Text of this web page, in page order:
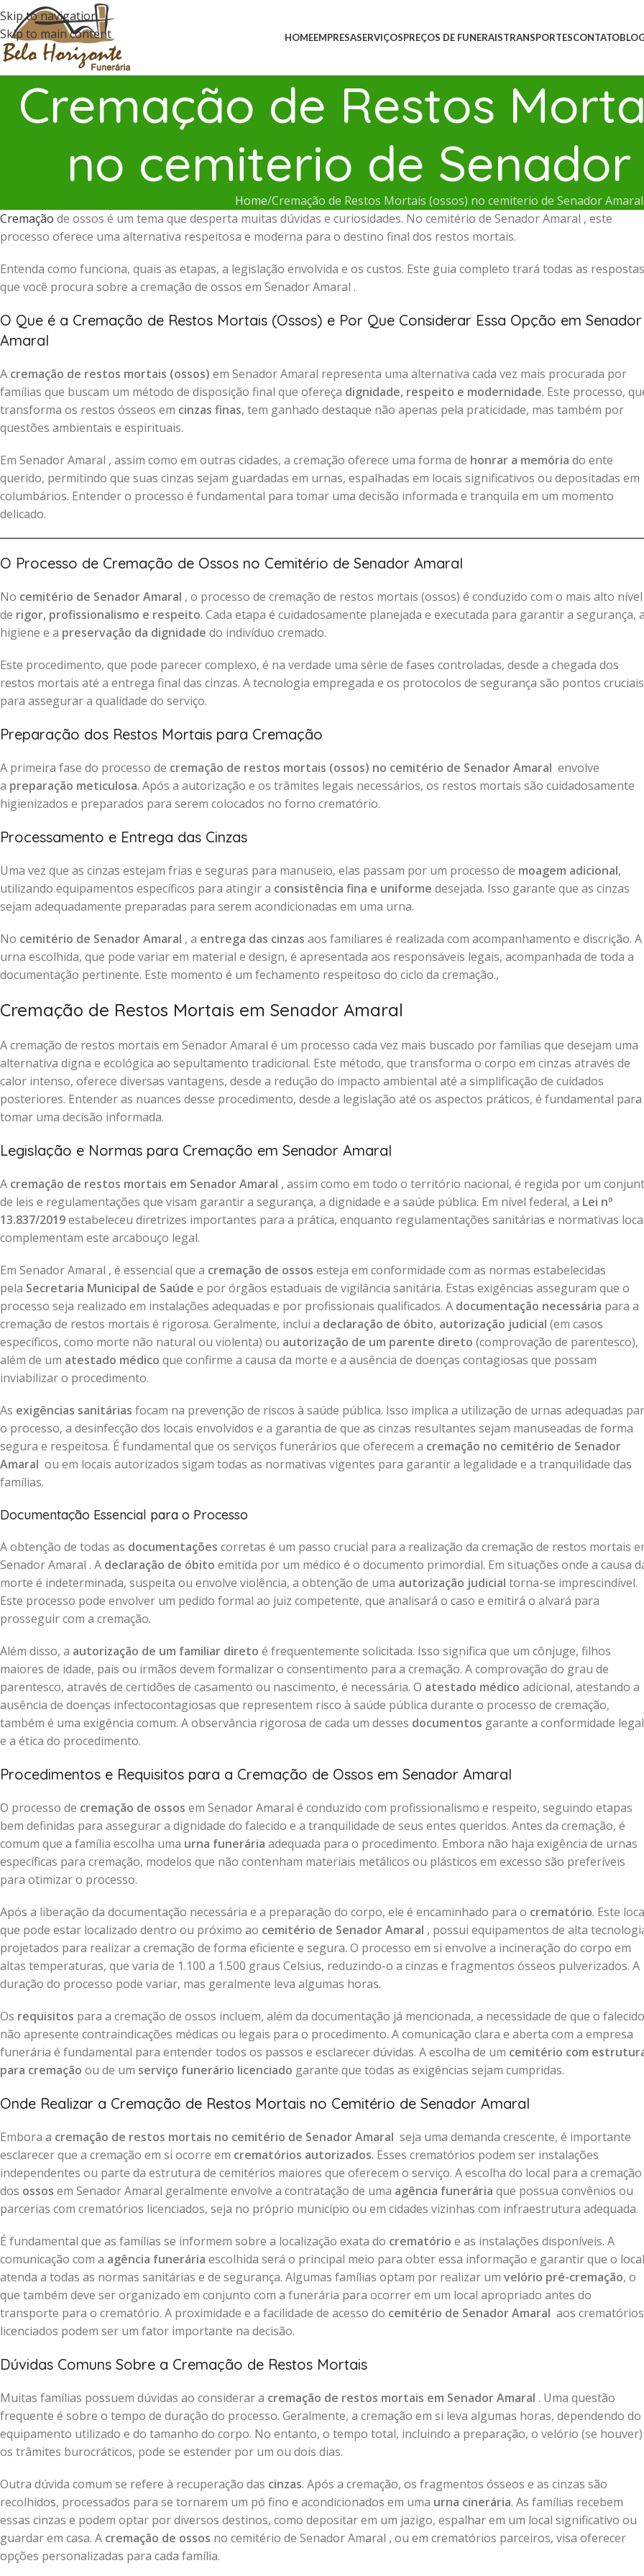
Skip to navigation
Skip to main content
HOMEEMPRESASERVIÇOSPREÇOS DE FUNERAISTRANSPORTESCONTATO
Cremação de Restos
no cemiterio de
Home Cremação de Restos Mortais (ossos) no cemiterio de Senador Amaral
Cremação de ossos é um tema que desperta muitas dúvidas e curiosidades. No cemitério de Senador Amaral , este
processo oferece uma alternativa respeitosa e moderna para o destino final dos restos mortais.
Entenda como funciona, quais as etapas, a legislação envolvida e os custos. Este guia completo trará todas as respostas
que você procura sobre a cremação de ossos em Senador Amaral .
O Que é a Cremação de Restos Mortais (Ossos) e Por Que Considerar Essa Opção em Senador
Amaral
A cremação de restos mortais (ossos) em Senador Amaral representa uma alternativa cada vez mais procurada por
famílias que buscam um método de disposição final que ofereça dignidade, respeito e modernidade. Este processo,
transforma os restos ósseos em cinzas finas, tem ganhado destaque não apenas pela praticidade, mas também por
questões ambientais e espirituais.
Em Senador Amaral , assim como em outras cidades, a cremação oferece uma forma de honrar a memória do ente
querido, permitindo que suas cinzas sejam guardadas em urnas, espalhadas em locais significativos ou depositadas em
columbários. Entender o processo é fundamental para tomar uma decisão informada e tranquila em um momento
delicado.
O Processo de Cremação de Ossos no Cemitério de Senador Amaral
No cemitério de Senador Amaral , o processo de cremação de restos mortais (ossos) é conduzido com o mais alto nível
de rigor, profissionalismo e respeito. Cada etapa é cuidadosamente planejada e executada para garantir a segurança,
higiene e a preservação da dignidade do indivíduo cremado.
Este procedimento, que pode parecer complexo, é na verdade uma série de fases controladas, desde a chegada dos
restos mortais até a entrega final das cinzas. A tecnologia empregada e os protocolos de segurança são pontos cruciais
para assegurar a qualidade do serviço.
Preparação dos Restos Mortais para Cremação
A primeira fase do processo de cremação de restos mortais (ossos) no cemitério de Senador Amaral envolve
a preparação meticulosa. Após a autorização e os trâmites legais necessários, os restos mortais são cuidadosamente
higienizados e preparados para serem colocados no forno crematório.
Processamento e Entrega das Cinzas
Uma vez que as cinzas estejam frias e seguras para manuseio, elas passam por um processo de moagem adicional,
utilizando equipamentos específicos para atingir a consistência fina e uniforme desejada. Isso garante que as cinzas
sejam adequadamente preparadas para serem acondicionadas em uma urna.
No cemitério de Senador Amaral , a entrega das cinzas aos familiares é realizada com acompanhamento e discrição. A
urna escolhida, que pode variar em material e design, é apresentada aos responsáveis legais, acompanhada de toda a
documentação pertinente. Este momento é um fechamento respeitoso do ciclo da cremação.,
Cremação de Restos Mortais em Senador Amaral
A cremação de restos mortais em Senador Amaral é um processo cada vez mais buscado por famílias que desejam uma
alternativa digna e ecológica ao sepultamento tradicional. Este método, que transforma o corpo em cinzas através de
calor intenso, oferece diversas vantagens, desde a redução do impacto ambiental até a simplificação de cuidados
posteriores. Entender as nuances desse procedimento, desde a legislação até os aspectos práticos, é fundamental para
tomar uma decisão informada.
Legislação e Normas para Cremação em Senador Amaral
A cremação de restos mortais em Senador Amaral , assim como em todo o território nacional, é regida por um
de leis e regulamentações que visam garantir a segurança, a dignidade e a saúde pública. Em nível federal, a Lei nº
13.837/2019estabeleceu diretrizes importantes para a prática, enquanto regulamentações sanitárias e normativas
complementam este arcabouço legal.
Em Senador Amaral , é essencial que a cremação de ossos esteja em conformidade com as normas estabelecidas
pela Secretaria Municipal de Saúde e por órgãos estaduais de vigilância sanitária. Estas exigências asseguram que o
processo seja realizado em instalações adequadas e por profissionais qualificados. A documentação necessária para a
cremação de restos mortais é rigorosa. Geralmente, inclui a declaração de óbito, autorização judicial (em casos
específicos, como morte não natural ou violenta) ou autorização de um parente direto (comprovação de parentesco),
além de um atestado médico que confirme a causa da morte e a ausência de doenças contagiosas que possam
inviabilizar o procedimento.
As exigências sanitárias focam na prevenção de riscos à saúde pública. Isso implica a utilização de urnas adequadas
o processo, a desinfecção dos locais envolvidos e a garantia de que as cinzas resultantes sejam manuseadas de forma
segura e respeitosa. É fundamental que os serviços funerários que oferecem a cremação no cemitério de Senador
Amaral ou em locais autorizados sigam todas as normativas vigentes para garantir a legalidade e a tranquilidade das
famílias.
Documentação Essencial para o Processo
A obtenção de todas as documentações corretas é um passo crucial para a realização da cremação de restos mortais
Senador Amaral . A declaração de óbito emitida por um médico é o documento primordial. Em situações onde a causa
morte é indeterminada, suspeita ou envolve violência, a obtenção de uma autorização judicial torna-se imprescindível.
Este processo pode envolver um pedido formal ao juiz competente, que analisará o caso e emitirá o alvará para
prosseguir com a cremação.
Além disso, a autorização de um familiar direto é frequentemente solicitada. Isso significa que um cônjuge, filhos
maiores de idade, pais ou irmãos devem formalizar o consentimento para a cremação. A comprovação do grau de
parentesco, através de certidões de casamento ou nascimento, é necessária. O atestado médico adicional, atestando a
ausência de doenças infectocontagiosas que representem risco à saúde pública durante o processo de cremação,
também é uma exigência comum. A observância rigorosa de cada um desses documentos garante a conformidade legal
e a ética do procedimento.
Procedimentos e Requisitos para a Cremação de Ossos em Senador Amaral
O processo de cremação de ossos em Senador Amaral é conduzido com profissionalismo e respeito, seguindo etapas
bem definidas para assegurar a dignidade do falecido e a tranquilidade de seus entes queridos. Antes da cremação, é
comum que a família escolha uma urna funerária adequada para o procedimento. Embora não haja exigência de urnas
específicas para cremação, modelos que não contenham materiais metálicos ou plásticos em excesso são preferíveis
para otimizar o processo.
Após a liberação da documentação necessária e a preparação do corpo, ele é encaminhado para o crematório. Este
que pode estar localizado dentro ou próximo ao cemitério de Senador Amaral , possui equipamentos de alta
projetados para realizar a cremação de forma eficiente e segura. O processo em si envolve a incineração do corpo em
altas temperaturas, que varia de 1.100 a 1.500 graus Celsius, reduzindo-o a cinzas e fragmentos ósseos pulverizados. A
duração do processo pode variar, mas geralmente leva algumas horas.
Os requisitos para a cremação de ossos incluem, além da documentação já mencionada, a necessidade de que o falecido
não apresente contraindicações médicas ou legais para o procedimento. A comunicação clara e aberta com a empresa
funerária é fundamental para entender todos os passos e esclarecer dúvidas. A escolha de um cemitério com
para cremação ou de um serviço funerário licenciado garante que todas as exigências sejam cumpridas.
Onde Realizar a Cremação de Restos Mortais no Cemitério de Senador Amaral
Embora a cremação de restos mortais no cemitério de Senador Amaral seja uma demanda crescente, é importante
esclarecer que a cremação em si ocorre em crematórios autorizados. Esses crematórios podem ser instalações
independentes ou parte da estrutura de cemitérios maiores que oferecem o serviço. A escolha do local para a cremação
dos ossos em Senador Amaral geralmente envolve a contratação de uma agência funerária que possua convênios ou
parcerias com crematórios licenciados, seja no próprio município ou em cidades vizinhas com infraestrutura adequada.
É fundamental que as famílias se informem sobre a localização exata do crematório e as instalações disponíveis. A
comunicação com a agência funerária escolhida será o principal meio para obter essa informação e garantir que o local
atenda a todas as normas sanitárias e de segurança. Algumas famílias optam por realizar um velório pré-cremação, o
que também deve ser organizado em conjunto com a funerária para ocorrer em um local apropriado antes do
transporte para o crematório. A proximidade e a facilidade de acesso do cemitério de Senador Amaral aos crematórios
licenciados podem ser um fator importante na decisão.
Dúvidas Comuns Sobre a Cremação de Restos Mortais
Muitas famílias possuem dúvidas ao considerar a cremação de restos mortais em Senador Amaral . Uma questão
frequente é sobre o tempo de duração do processo. Geralmente, a cremação em si leva algumas horas, dependendo do
equipamento utilizado e do tamanho do corpo. No entanto, o tempo total, incluindo a preparação, o velório (se
os trâmites burocráticos, pode se estender por um ou dois dias.
Outra dúvida comum se refere à recuperação das cinzas. Após a cremação, os fragmentos ósseos e as cinzas são
recolhidos, processados para se tornarem um pó fino e acondicionados em uma urna cinerária. As famílias recebem
essas cinzas e podem optar por diversos destinos, como depositar em um jazigo, espalhar em um local significativo ou
guardar em casa. A cremação de ossos no cemitério de Senador Amaral , ou em crematórios parceiros, visa oferecer
opções personalizadas para cada família.